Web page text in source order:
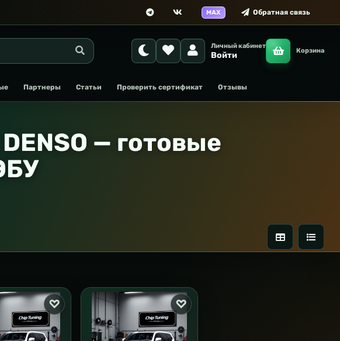
MAX Обратная связь
Личный кабинет
Войти Корзина
Партнеры Статьи Проверить сертификат Отзывы
— готовые